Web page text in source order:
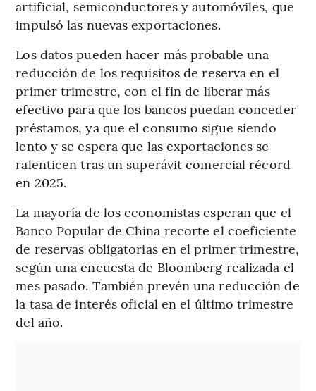
artificial, semiconductores y automóviles, que
impulsó las nuevas exportaciones.
Los datos pueden hacer más probable una
reducción de los requisitos de reserva en el
primer trimestre, con el fin de liberar más
efectivo para que los bancos puedan conceder
préstamos, ya que el consumo sigue siendo
lento y se espera que las exportaciones se
ralenticen tras un superávit comercial récord
en 2025.
La mayoría de los economistas esperan que el
Banco Popular de China recorte el coeficiente
de reservas obligatorias en el primer trimestre,
según una encuesta de Bloomberg realizada el
mes pasado. También prevén una reducción de
la tasa de interés oficial en el último trimestre
del año.